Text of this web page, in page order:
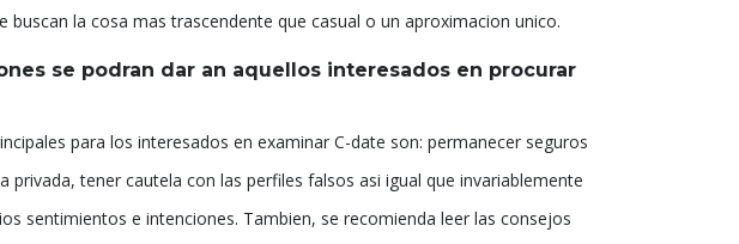
buscan la cosa mas trascendente que casual o un aproximacion unico.
se podran dar an aquellos interesados en procurar
para los interesados en examinar C-date son: permanecer seguros
privada, tener cautela con las perfiles falsos asi igual que invariablemente
sentimientos e intenciones. Tambien, se recomienda leer las consejos